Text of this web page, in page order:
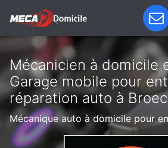
Mécanicien à domicile
Garage mobile pour
réparation auto à
Mécanique auto à domicile pour